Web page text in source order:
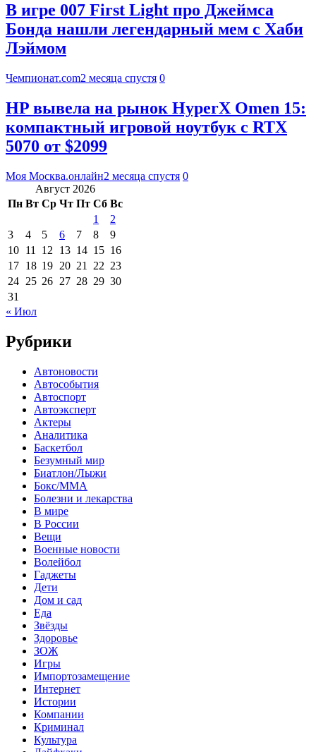
В игре 007 First Light про Джеймса
Бонда нашли легендарный мем с Хаби
Лэймом
Чемпионат.com2 месяца спустя 0
HP вывела на рынок HyperX Omen 15:
компактный игровой ноутбук с RTX
5070 от $2099
Моя Москва.онлайн2 месяца спустя 0
Август 2026
Пн Вт Ср Чт Пт Сб Вс
1
2
3
4 5 6 7 8
9
10 11 12 13 14 15 16
17 18 19 20 21 22 23
24 25 26 27 28 29 30
31
« Июл
Рубрики
Автоновости
Автособытия
Автоспорт
Автоэксперт
Актеры
Аналитика
Баскетбол
Безумный мир
Биатлон/Лыжи
Бокс/MMA
Болезни и лекарства
В мире
В России
Вещи
Военные новости
Волейбол
Гаджеты
Дети
Дом и сад
Еда
Звёзды
Здоровье
ЗОЖ
Игры
Импортозамещение
Интернет
Истории
Компании
Криминал
Культура